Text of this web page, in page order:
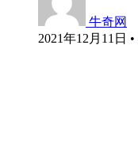
牛奇网
2021年12月11日 •